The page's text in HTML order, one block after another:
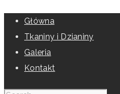
Główna
Tkaniny i Dzianiny
Galeria
Kontakt